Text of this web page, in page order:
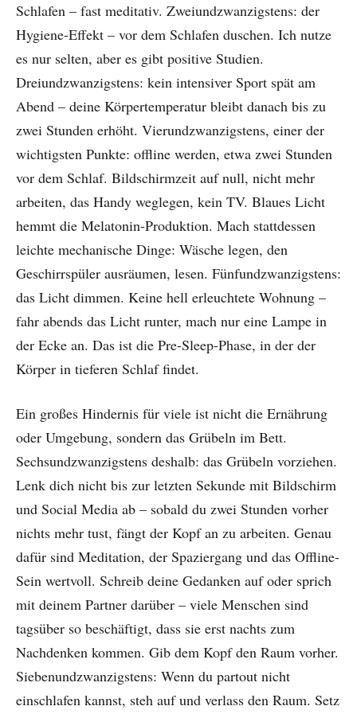
Schlafen – fast meditativ. Zweiundzwanzigstens: der
Hygiene-Effekt – vor dem Schlafen duschen. Ich nutze
es nur selten, aber es gibt positive Studien.
Dreiundzwanzigstens: kein intensiver Sport spät am
Abend – deine Körpertemperatur bleibt danach bis zu
zwei Stunden erhöht. Vierundzwanzigstens, einer der
wichtigsten Punkte: offline werden, etwa zwei Stunden
vor dem Schlaf. Bildschirmzeit auf null, nicht mehr
arbeiten, das Handy weglegen, kein TV. Blaues Licht
hemmt die Melatonin-Produktion. Mach stattdessen
leichte mechanische Dinge: Wäsche legen, den
Geschirrspüler ausräumen, lesen. Fünfundzwanzigstens:
das Licht dimmen. Keine hell erleuchtete Wohnung –
fahr abends das Licht runter, mach nur eine Lampe in
der Ecke an. Das ist die Pre-Sleep-Phase, in der der
Körper in tieferen Schlaf findet.
Ein großes Hindernis für viele ist nicht die Ernährung
oder Umgebung, sondern das Grübeln im Bett.
Sechsundzwanzigstens deshalb: das Grübeln vorziehen.
Lenk dich nicht bis zur letzten Sekunde mit Bildschirm
und Social Media ab – sobald du zwei Stunden vorher
nichts mehr tust, fängt der Kopf an zu arbeiten. Genau
dafür sind Meditation, der Spaziergang und das Offline-
Sein wertvoll. Schreib deine Gedanken auf oder sprich
mit deinem Partner darüber – viele Menschen sind
tagsüber so beschäftigt, dass sie erst nachts zum
Nachdenken kommen. Gib dem Kopf den Raum vorher.
Siebenundzwanzigstens: Wenn du partout nicht
einschlafen kannst, steh auf und verlass den Raum. Setz